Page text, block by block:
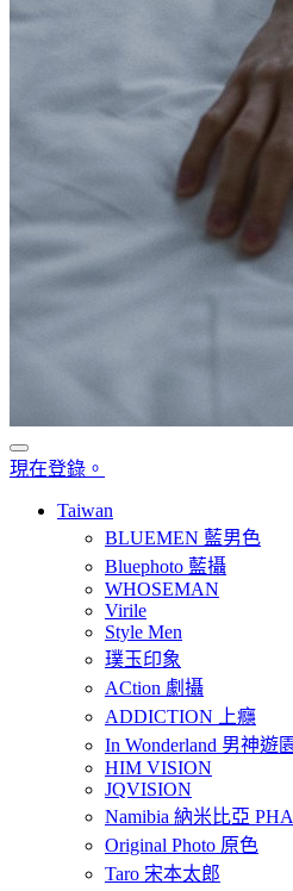
現在登錄。
Taiwan
BLUEMEN 藍男色
Bluephoto 藍攝
WHOSEMAN
Virile
Style Men
璞玉印象
ACtion 劇攝
ADDICTION 上癮
In Wonderland 男神遊
HIM VISION
JQVISION
Namibia 納米比亞
Original Photo 原色
Taro 宋本太郎